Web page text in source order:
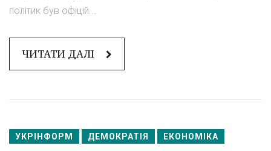
політик був офіцій...
ЧИТАТИ ДАЛІ
УКРІНФОРМ ДЕМОКРАТІЯ ЕКОНОМІКА